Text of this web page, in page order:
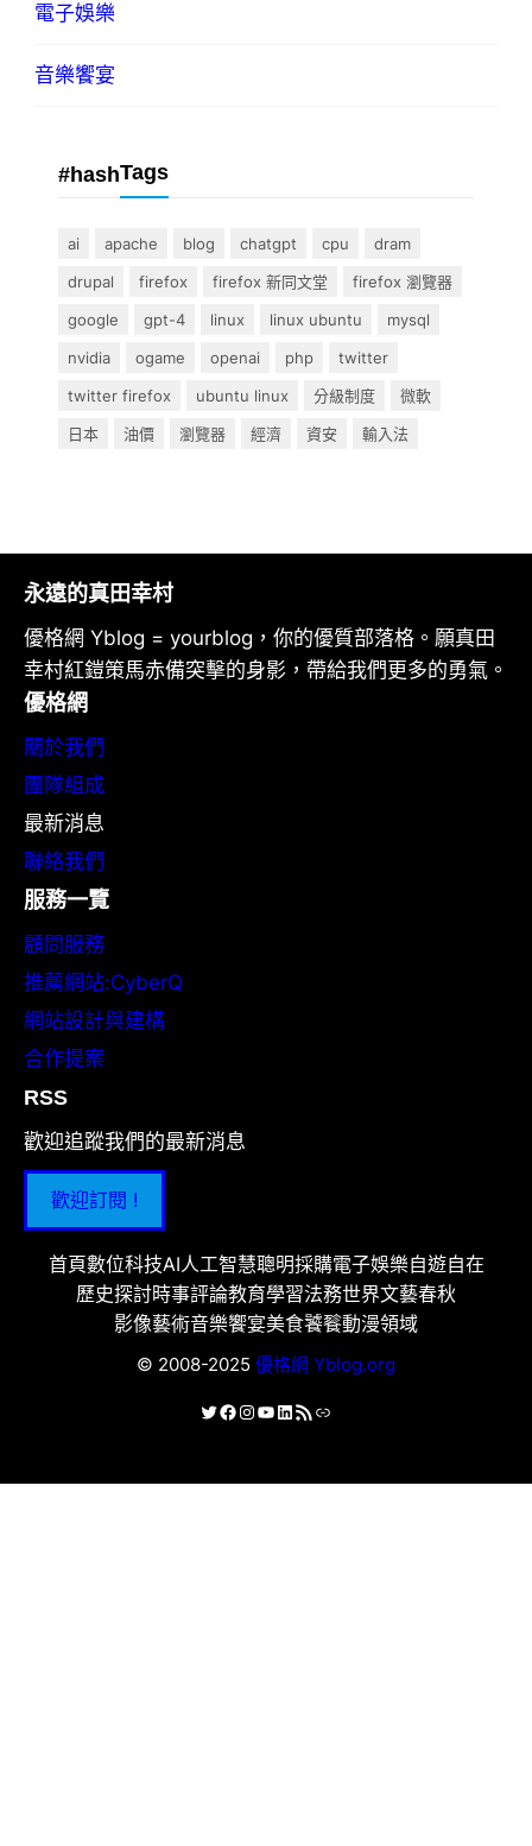
電子娛樂
音樂饗宴
#hashTags
ai apache blog chatgpt cpu
dram
drupal
firefox firefox 新同文堂
firefox 瀏覽器
google
gpt-4 linux linux ubuntu
mysql
nvidia
ogame openai php
twitter
twitter firefox
ubuntu linux 分級制度
微軟
日本
油價 瀏覽器 經濟 資安 輸入法
永遠的真田幸村
優格網 Yblog = yourblog，你的優質部落格。願真田
幸村紅鎧策馬赤備突擊的身影，帶給我們更多的勇氣。
優格網
關於我們
團隊組成
最新消息
聯絡我們
服務一覽
顧問服務
推薦網站:CyberQ
網站設計與建構
合作提案
RSS
歡迎追蹤我們的最新消息
歡迎訂閱 !
首頁數位科技AI人工智慧聰明採購電子娛樂自遊自在
歷史探討時事評論教育學習法務世界文藝春秋
影像藝術音樂饗宴美食饕餮動漫領域
© 2008-2025 優格網 Yblog.org
X Facebook
Instagram
YouTube
LinkedIn
RSS 資訊提供連結